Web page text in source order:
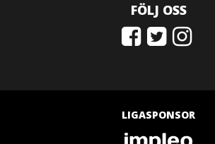
FÖLJ OSS
LIGASPONSOR